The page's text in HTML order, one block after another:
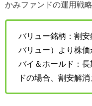
かみファンドの運用戦
バリュー銘柄：割
バリュー）より株価
バイ＆ホールド：
ドの場合、割安解